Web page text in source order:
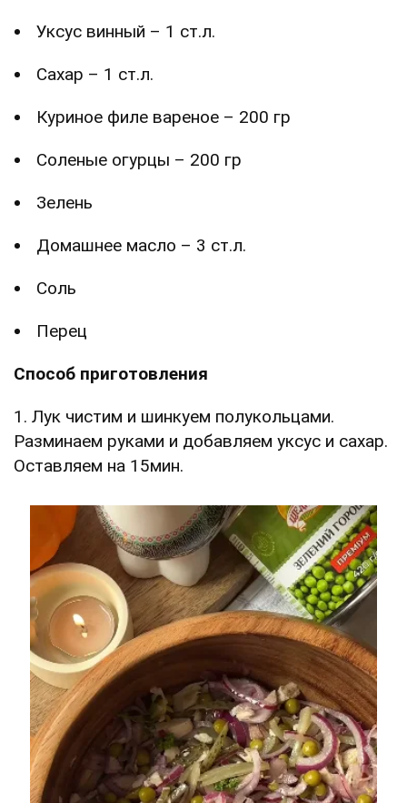
Уксус винный – 1 ст.л.
Сахар – 1 ст.л.
Куриное филе вареное – 200 гр
Соленые огурцы – 200 гр
Зелень
Домашнее масло – 3 ст.л.
Соль
Перец
Способ приготовления
1. Лук чистим и шинкуем полукольцами.
Разминаем руками и добавляем уксус и сахар.
Оставляем на 15мин.